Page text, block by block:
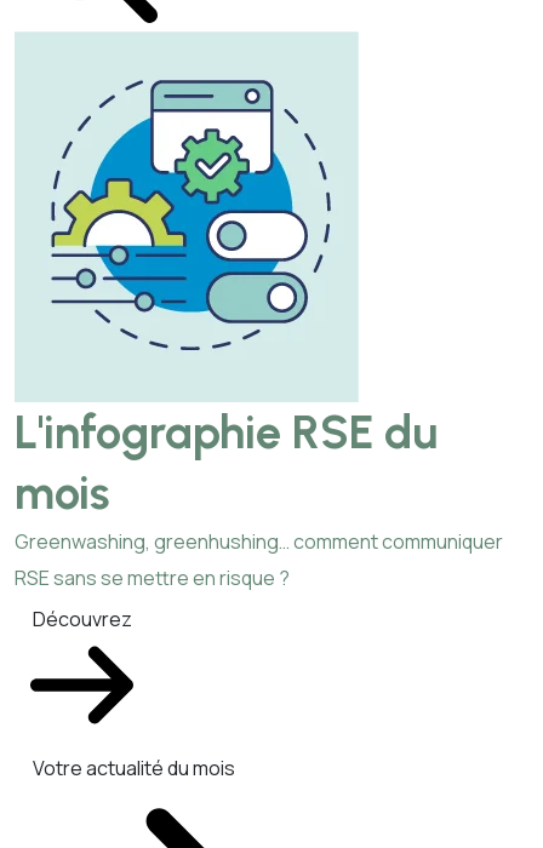
L'infographie RSE du
mois
Greenwashing, greenhushing… comment communiquer
RSE sans se mettre en risque ?
Découvrez
Votre actualité du mois